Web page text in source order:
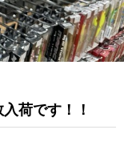
荷です！！